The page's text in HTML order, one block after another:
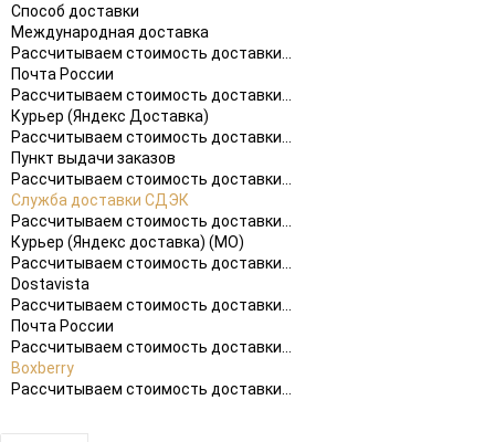
Способ доставки
Международная доставка
Рассчитываем стоимость доставки...
Почта России
Рассчитываем стоимость доставки...
Курьер (Яндекс Доставка)
Рассчитываем стоимость доставки...
Пункт выдачи заказов
Рассчитываем стоимость доставки...
Служба доставки СДЭК
Рассчитываем стоимость доставки...
Курьер (Яндекс доставка) (МО)
Рассчитываем стоимость доставки...
Dostavista
Рассчитываем стоимость доставки...
Почта России
Рассчитываем стоимость доставки...
Boxberry
Рассчитываем стоимость доставки...